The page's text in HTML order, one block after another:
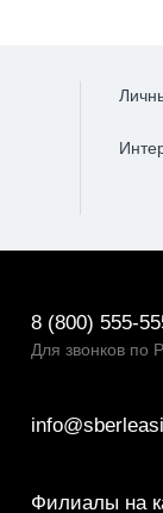
8 (800) 555-
Для звонков по
Филиалы на